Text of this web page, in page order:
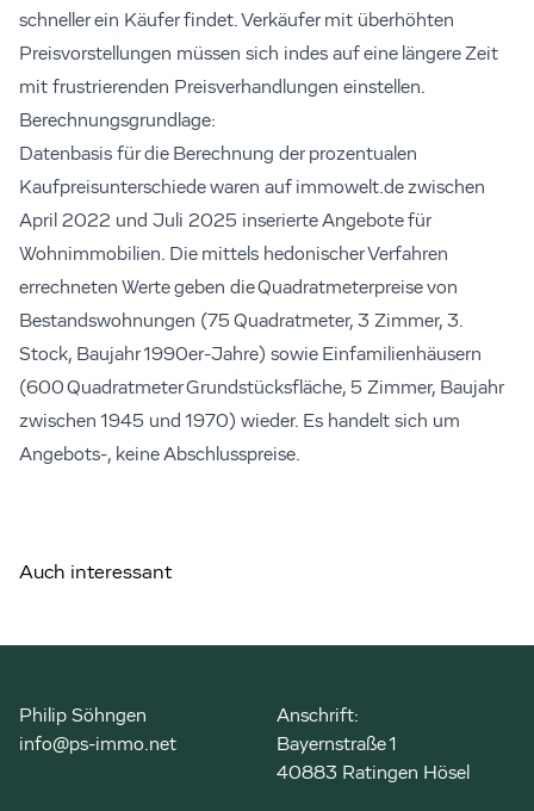
schneller ein Käufer findet. Verkäufer mit überhöhten
Preisvorstellungen müssen sich indes auf eine längere Zeit
mit frustrierenden Preisverhandlungen einstellen.
Berechnungsgrundlage:
Datenbasis für die Berechnung der prozentualen
Kaufpreisunterschiede waren auf immowelt.de zwischen
April 2022 und Juli 2025 inserierte Angebote für
Wohnimmobilien. Die mittels hedonischer Verfahren
errechneten Werte geben die Quadratmeterpreise von
Bestandswohnungen (75 Quadratmeter, 3 Zimmer, 3.
Stock, Baujahr 1990er-Jahre) sowie Einfamilienhäusern
(600 Quadratmeter Grundstücksfläche, 5 Zimmer, Baujahr
zwischen 1945 und 1970) wieder. Es handelt sich um
Angebots-, keine Abschlusspreise.
Auch interessant
Philip Söhngen
info@ps-immo.net
Anschrift:
Bayernstraße 1
40883 Ratingen Hösel